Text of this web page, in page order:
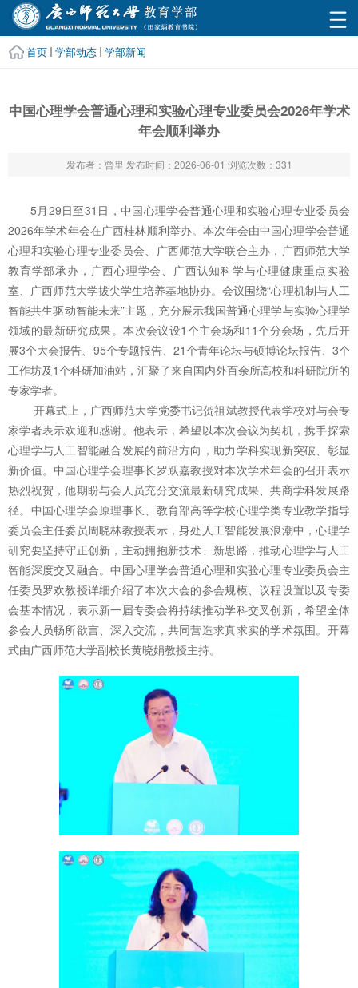
首页 学部动态 学部新闻
中国心理学会普通心理和实验心理专业委员会2026年学术
年会顺利举办
发布者：曾里 发布时间：2026-06-01 浏览次数： 331
5月29日至31日，中国心理学会普通心理和实验心理专业委员会
2026年学术年会在广西桂林顺利举办。本次年会由中国心理学会普通
心理和实验心理专业委员会、广西师范大学联合主办，广西师范大学
教育学部承办，广西心理学会、广西认知科学与心理健康重点实验
室、广西师范大学拔尖学生培养基地协办。会议围绕“心理机制与人工
智能共生驱动智能未来”主题，充分展示我国普通心理学与实验心理学
领域的最新研究成果。本次会议设1个主会场和11个分会场，先后开
展3个大会报告、95个专题报告、21个青年论坛与硕博论坛报告、3个
工作坊及1个科研加油站，汇聚了来自国内外百余所高校和科研院所的
专家学者。
开幕式上，广西师范大学党委书记贺祖斌教授代表学校对与会专
家学者表示欢迎和感谢。他表示，希望以本次会议为契机，携手探索
心理学与人工智能融合发展的前沿方向，助力学科实现新突破、彰显
新价值。中国心理学会理事长罗跃嘉教授对本次学术年会的召开表示
热烈祝贺，他期盼与会人员充分交流最新研究成果、共商学科发展路
径。中国心理学会原理事长、教育部高等学校心理学类专业教学指导
委员会主任委员周晓林教授表示，身处人工智能发展浪潮中，心理学
研究要坚持守正创新，主动拥抱新技术、新思路，推动心理学与人工
智能深度交叉融合。中国心理学会普通心理和实验心理专业委员会主
任委员罗欢教授详细介绍了本次大会的参会规模、议程设置以及专委
会基本情况，表示新一届专委会将持续推动学科交叉创新，希望全体
参会人员畅所欲言、深入交流，共同营造求真求实的学术氛围。开幕
式由广西师范大学副校长黄晓娟教授主持。